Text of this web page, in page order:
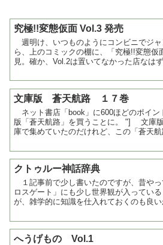
究極!!変態仮面 Vol.3 発売
週明け、いつものようにコンビニでジ
ら、上のコミックの棚に、「究極!!変態仮
見。確か、Vol.2は置いてなかった店なはずなんだ
文庫版 蒼天航路 １７巻
ネット書店「book」に600ほどのポイン
版「蒼天航路」を買うことに。 "] 文庫版が発売され始めてから文
庫で集めていたのだけれど、この「蒼天
クトゥルー神話辞典
１記事前で少し書いたのですが、昔や
ロスゲート」にも少し世界観が入ってい
が、雑学的に知識を仕入れておくのも良
へうげもの Vol.1